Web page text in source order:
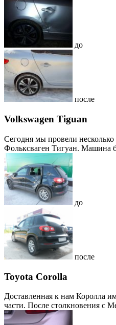
до
после
Volkswagen Tiguan
Сегодня мы провели
Фольксваген Тигуан. Машина
до
после
Toyota Corolla
Доставленная к нам Королла
части. После столкновения с